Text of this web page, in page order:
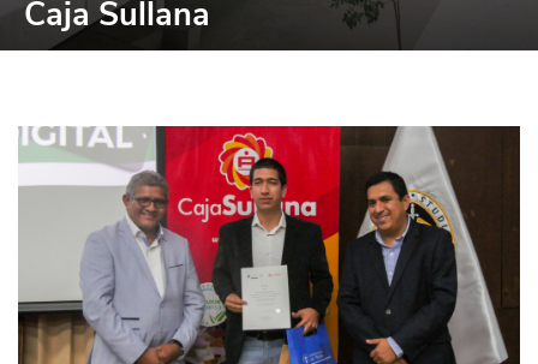
Caja Sullana